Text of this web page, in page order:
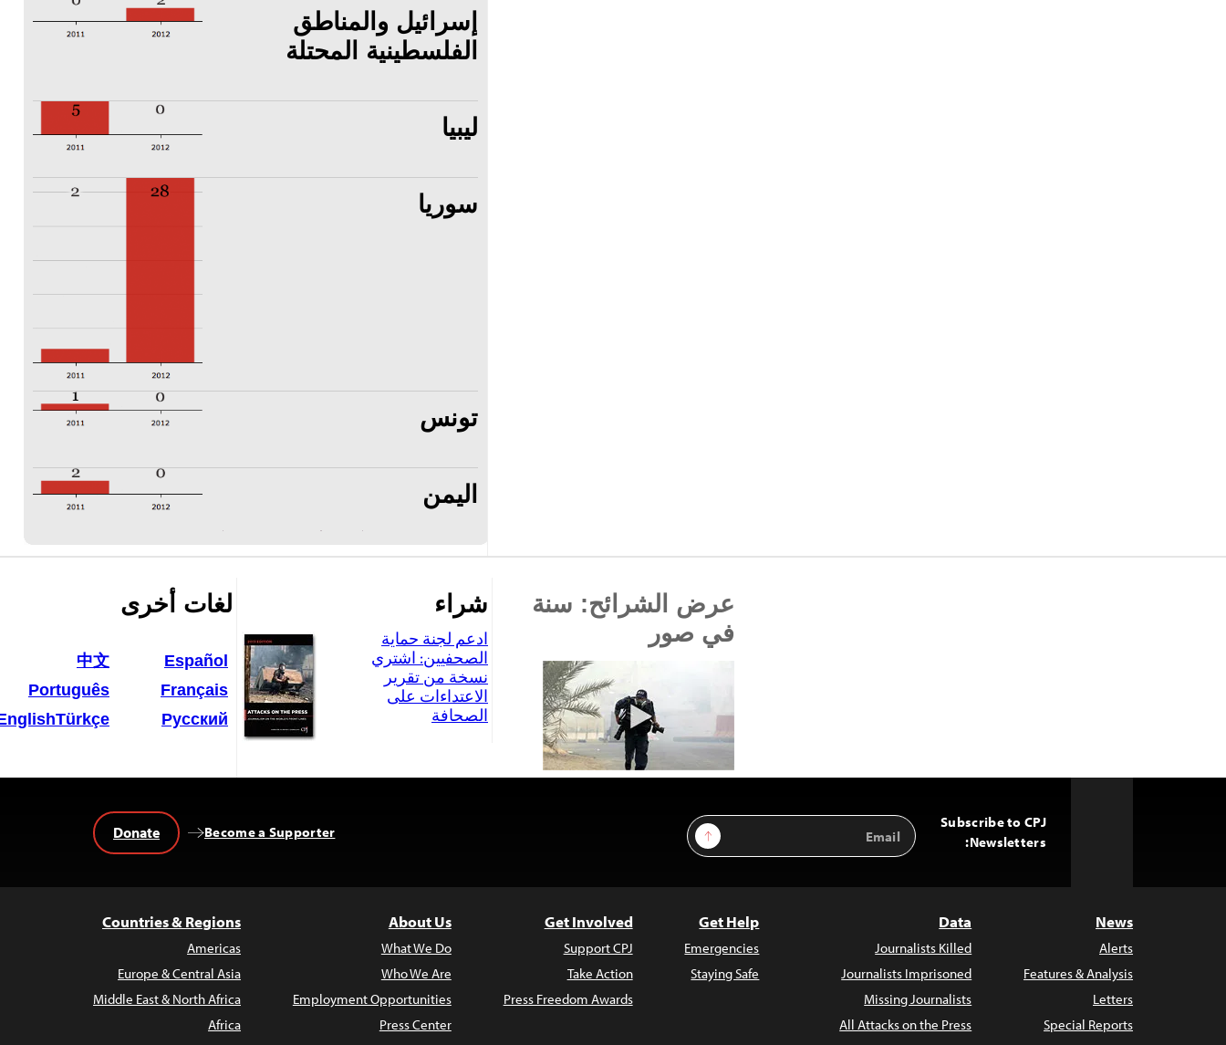
إسرائيل والمناطق
الفلسطينية المحتلة
ليبيا
سوريا
تونس
اليمن
لغات أخرى
中文
Português
Türkçe
Español
Français
Русский
شراء
ادعم لجنة حماية
الصحفيين: اشتري
نسخة من تقرير
الاعتداءات على
الصحافة
عرض الشرائح: سنة
في صور
Subscribe to CPJ
Newsletters:
Email
Address
Sign Up
Become a Supporter
Donate
News
Alerts
Features & Analysis
Letters
Special Reports
Data
Journalists Killed
Journalists Imprisoned
Missing Journalists
All Attacks on the Press
Get Help
Emergencies
Staying Safe
Get Involved
Support CPJ
Take Action
Press Freedom Awards
About Us
What We Do
Who We Are
Employment Opportunities
Press Center
Countries & Regions
Americas
Europe & Central Asia
Middle East & North Africa
Africa